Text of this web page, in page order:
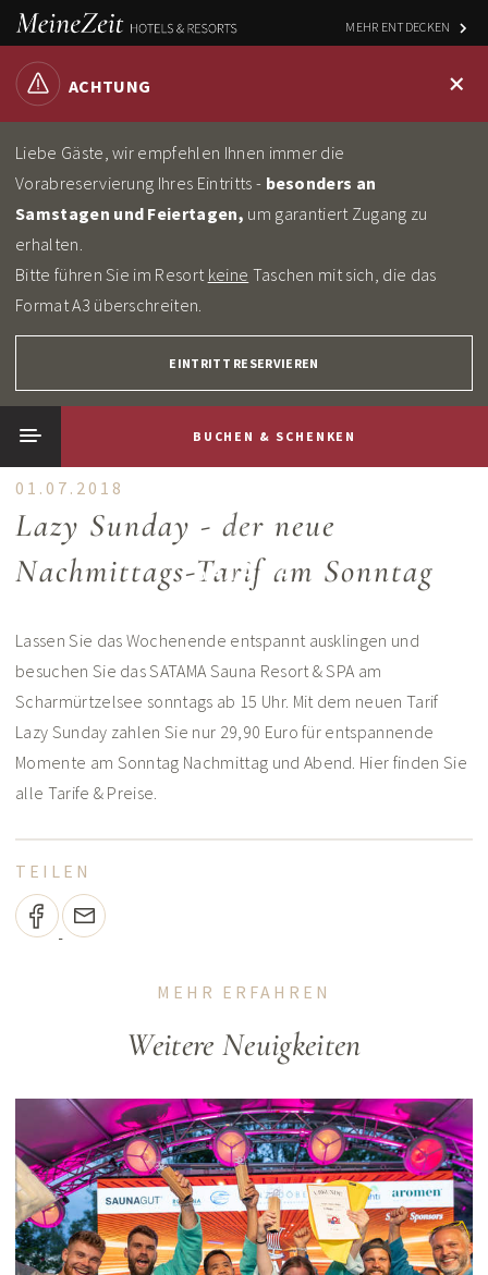
MEHR ENTDECKEN
ACHTUNG
Liebe Gäste, wir empfehlen Ihnen immer die
Vorabreservierung Ihres Eintritts - besonders an
Samstagen und Feiertagen, um garantiert Zugang zu
erhalten.
Bitte führen Sie im Resort keine Taschen mit sich, die das
Format A3 überschreiten.
EINTRITT RESERVIEREN
+
BUCHEN & SCHENKEN
Home Lazy Sunday - der neue Nachmittags-Tarif am Sonntag
01.07.2018
Lazy Sunday - der neue
Nachmittags-Tarif am Sonntag
Lassen Sie das Wochenende entspannt ausklingen und
besuchen Sie das SATAMA Sauna Resort & SPA am
Scharmürtzelsee sonntags ab 15 Uhr. Mit dem neuen Tarif
Lazy Sunday zahlen Sie nur 29,90 Euro für entspannende
Momente am Sonntag Nachmittag und Abend. Hier finden Sie
alle Tarife & Preise.
TEILEN
MEHR ERFAHREN
Weitere Neuigkeiten